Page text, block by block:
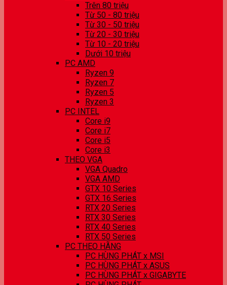
Trên 80 triệu
Từ 50 - 80 triệu
Từ 30 - 50 triệu
Từ 20 - 30 triệu
Từ 10 - 20 triệu
Dưới 10 triệu
PC AMD
Ryzen 9
Ryzen 7
Ryzen 5
Ryzen 3
PC INTEL
Core i9
Core i7
Core i5
Core i3
THEO VGA
VGA Quadro
VGA AMD
GTX 10 Series
GTX 16 Series
RTX 20 Series
RTX 30 Series
RTX 40 Series
RTX 50 Series
PC THEO HÃNG
PC HÙNG PHÁT x MSI
PC HÙNG PHÁT x ASUS
PC HÙNG PHÁT x GIGABYTE